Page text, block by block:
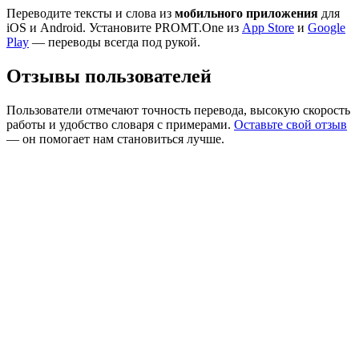
Переводите тексты и слова из мобильного приложения для
iOS и Android. Установите PROMT.One из App Store и Google
Play — переводы всегда под рукой.
Отзывы пользователей
Пользователи отмечают точность перевода, высокую скорость
работы и удобство словаря с примерами. Оставьте свой отзыв
— он помогает нам становиться лучше.